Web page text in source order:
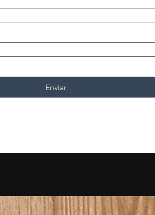
Enviar